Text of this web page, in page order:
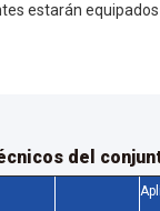
estarán
del